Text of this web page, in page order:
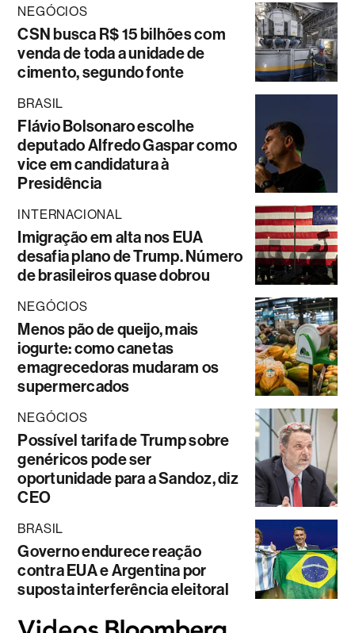
NEGÓCIOS
CSN busca R$ 15 bilhões com
venda de toda a unidade de
cimento, segundo fonte
BRASIL
Flávio Bolsonaro escolhe
deputado Alfredo Gaspar como
vice em candidatura à
Presidência
INTERNACIONAL
Imigração em alta nos EUA
desafia plano de Trump. Número
de brasileiros quase dobrou
NEGÓCIOS
Menos pão de queijo, mais
iogurte: como canetas
emagrecedoras mudaram os
supermercados
NEGÓCIOS
Possível tarifa de Trump sobre
genéricos pode ser
oportunidade para a Sandoz, diz
CEO
BRASIL
Governo endurece reação
contra EUA e Argentina por
suposta interferência eleitoral